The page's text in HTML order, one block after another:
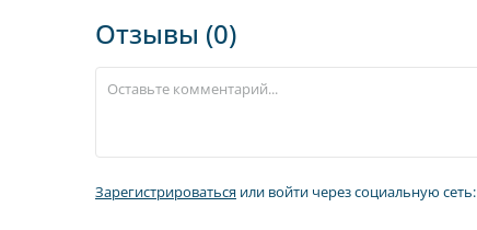
Отзывы (0)
Зарегистрироваться или войти через социальную сеть: